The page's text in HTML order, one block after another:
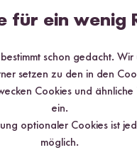
Glutenfrei
für ein wenig
schon gedacht. Wir
setzen zu den in den
Cookies und
ein.
optionaler Cookies ist
möglich.